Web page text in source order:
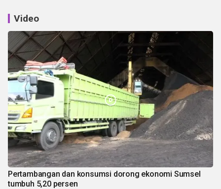
Video
Pertambangan dan konsumsi dorong ekonomi Sumsel
tumbuh 5,20 persen